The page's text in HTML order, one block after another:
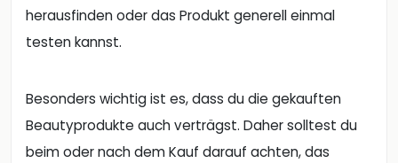
herausfinden oder das Produkt generell einmal
testen kannst.
Besonders wichtig ist es, dass du die gekauften
Beautyprodukte auch verträgst. Daher solltest du
beim oder nach dem Kauf darauf achten, das